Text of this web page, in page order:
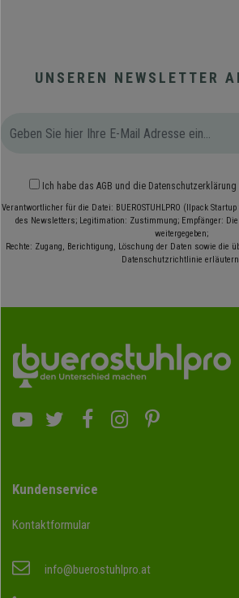
UNSEREN NEWSLETTER
Ich habe das AGB und die Datenschutzerklärung
Verantwortlicher für die Datei: BUEROSTUHLPRO (Ilpack
des Newsletters; Legitimation: Zustimmung; Empfänger:
weitergegeben;
Rechte: Zugang, Berichtigung, Löschung der Daten sowie die
Datenschutzrichtlinie
Kundenservice
Kontaktformular
info@buerostuhlpro.at